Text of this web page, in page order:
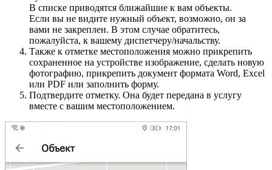
В списке приводятся ближайшие к вам объекты.
Если вы не видите нужный объект, возможно, он за
вами не закреплен. В этом случае обратитесь,
пожалуйста, к вашему диспетчеру/начальству.
Также к отметке местоположения можно прикрепить
сохраненное на устройстве изображение, сделать новую
фотографию, прикрепить документ формата Word, Excel
или PDF или заполнить форму.
Подтвердите отметку. Она будет передана в услугу
вместе с вашим местоположением.